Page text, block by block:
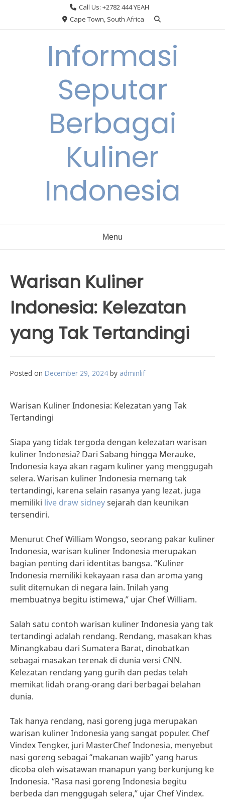
Call Us: +2782 444 YEAH
Cape Town, South Africa
Informasi
Seputar
Berbagai
Kuliner
Indonesia
Menu
Warisan Kuliner
Indonesia: Kelezatan
yang Tak Tertandingi
Posted on December 29, 2024 by adminlif
Warisan Kuliner Indonesia: Kelezatan yang Tak
Tertandingi
Siapa yang tidak tergoda dengan kelezatan warisan
kuliner Indonesia? Dari Sabang hingga Merauke,
Indonesia kaya akan ragam kuliner yang menggugah
selera. Warisan kuliner Indonesia memang tak
tertandingi, karena selain rasanya yang lezat, juga
memiliki live draw sidneysejarah dan keunikan
tersendiri.
Menurut Chef William Wongso, seorang pakar kuliner
Indonesia, warisan kuliner Indonesia merupakan
bagian penting dari identitas bangsa. “Kuliner
Indonesia memiliki kekayaan rasa dan aroma yang
sulit ditemukan di negara lain. Inilah yang
membuatnya begitu istimewa,” ujar Chef William.
Salah satu contoh warisan kuliner Indonesia yang tak
tertandingi adalah rendang. Rendang, masakan khas
Minangkabau dari Sumatera Barat, dinobatkan
sebagai masakan terenak di dunia versi CNN.
Kelezatan rendang yang gurih dan pedas telah
memikat lidah orang-orang dari berbagai belahan
dunia.
Tak hanya rendang, nasi goreng juga merupakan
warisan kuliner Indonesia yang sangat populer. Chef
Vindex Tengker, juri MasterChef Indonesia, menyebut
nasi goreng sebagai “makanan wajib” yang harus
dicoba oleh wisatawan manapun yang berkunjung ke
Indonesia. “Rasa nasi goreng Indonesia begitu
berbeda dan menggugah selera,” ujar Chef Vindex.